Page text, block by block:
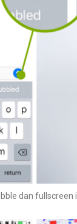
dan fullscreen